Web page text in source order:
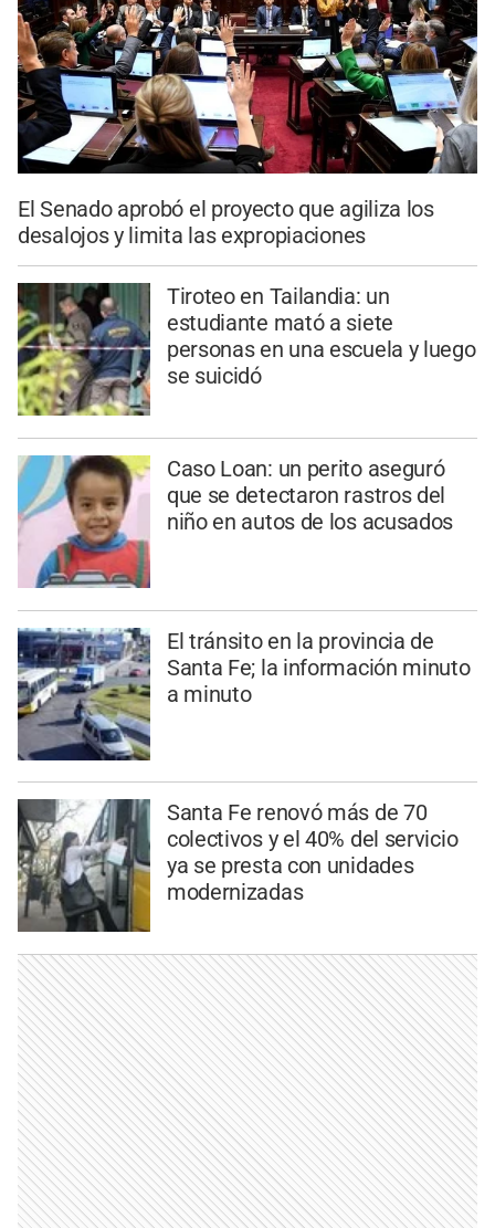
El Senado aprobó el proyecto que agiliza los
desalojos y limita las expropiaciones
Tiroteo en Tailandia: un
estudiante mató a siete
personas en una escuela y luego
se suicidó
Caso Loan: un perito aseguró
que se detectaron rastros del
niño en autos de los acusados
El tránsito en la provincia de
Santa Fe; la información minuto
a minuto
Santa Fe renovó más de 70
colectivos y el 40% del servicio
ya se presta con unidades
modernizadas